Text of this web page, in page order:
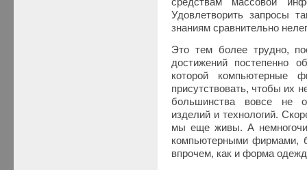
Удовлетворить запросы
знаниям сравнительно
Это тем более трудно,
достижений постепенно
которой компьютерные
присутствовать, чтобы их
большинства вовсе не
изделий и технологий.
мы еще живы. А
компьютерными фирмами,
впрочем, как и форма